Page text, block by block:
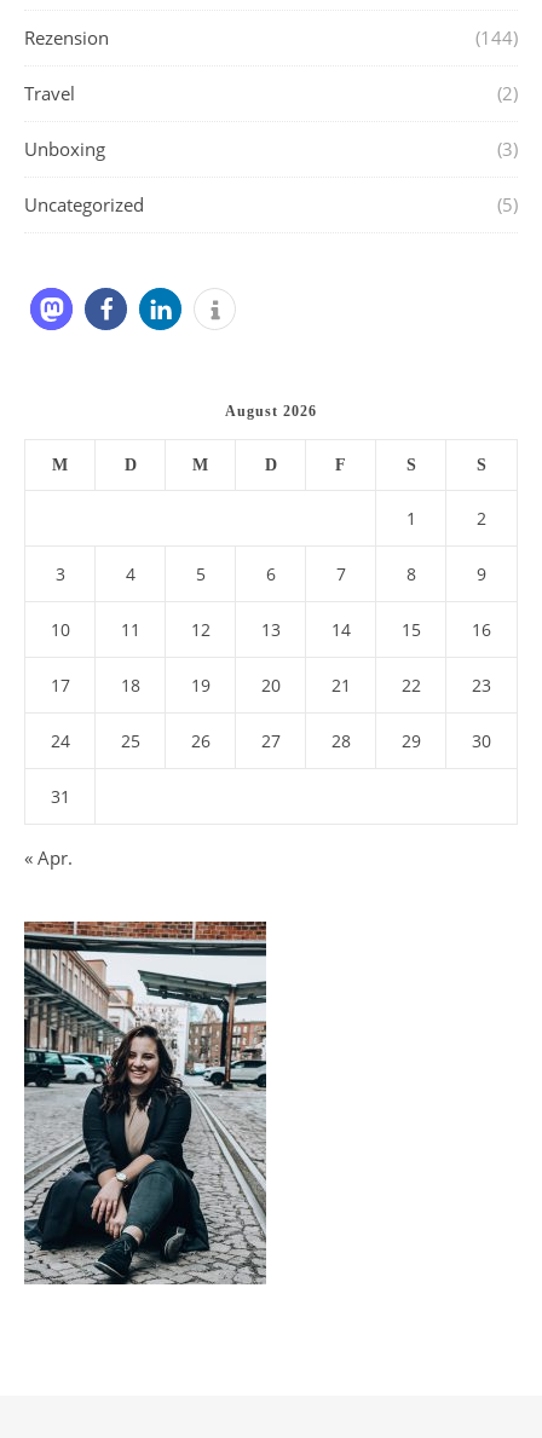
Rezension (144)
Travel (2)
Unboxing (3)
Uncategorized (5)
August 2026
M D M D F S S
1 2
3 4 5 6 7 8 9
10 11 12 13 14 15 16
17 18 19 20 21 22 23
24 25 26 27 28 29 30
31
« Apr.